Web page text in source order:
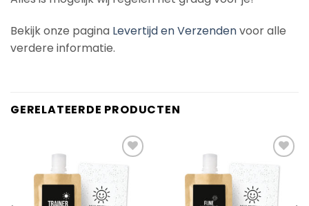
Bekijk onze pagina Levertijd en Verzendenvoor alle
verdere informatie.
GERELATEERDE PRODUCTEN
Add to
Wishlist
Add to
Wishlist